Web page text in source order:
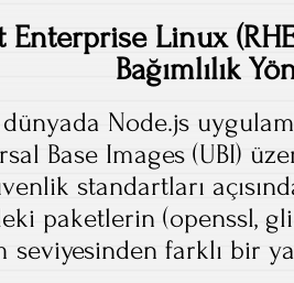
Enterprise Linux
Bağımlılık
Node.js
Base Images (UBI)
standartları
paketlerin (openssl,
seviyesinden farklı bir